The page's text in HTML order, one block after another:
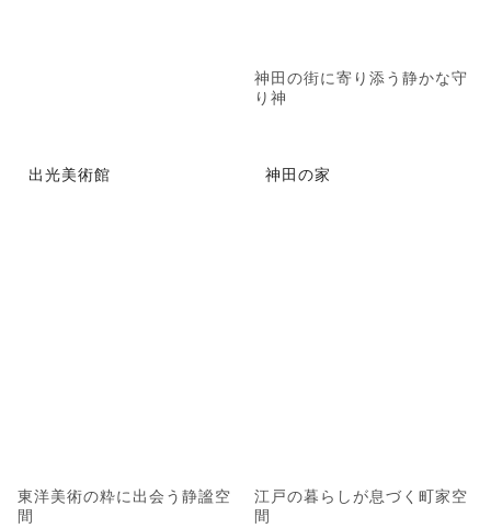
神田の街に寄り添う静かな守
り神
出光美術館
東洋美術の粋に出会う静謐空
間
神田の家
江戸の暮らしが息づく町家空
間